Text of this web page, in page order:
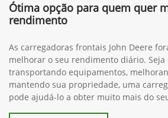
Ótima opção para quem quer
rendimento
As carregadoras frontais John Deere
melhorar o seu rendimento diário.
transportando equipamentos,
mantendo sua propriedade, uma
pode ajudá-lo a obter muito mais do